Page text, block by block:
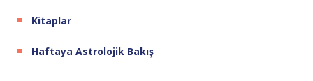
Kitaplar
Haftaya Astrolojik Bakış